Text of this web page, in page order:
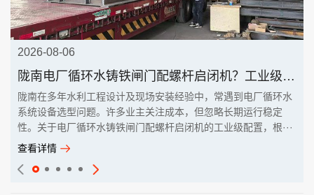
2026-08-06
陇南电厂循环水铸铁闸门配螺杆启闭机？工业级选型
陇南在多年水利工程设计及现场安装经验中，常遇到电厂循环水
系统设备选型问题。许多业主关注成本，但忽略长期运行稳定
性。关于电厂循环水铸铁闸门配螺杆启闭机的工业级配置，根···
查看详情